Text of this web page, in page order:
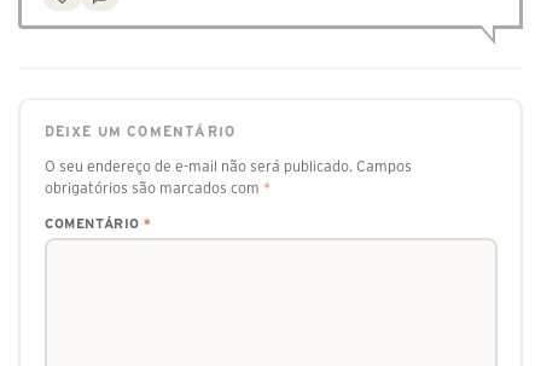
DEIXE UM COMENTÁRIO
O seu endereço de e-mail não será publicado. Campos
obrigatórios são marcados com *
COMENTÁRIO *